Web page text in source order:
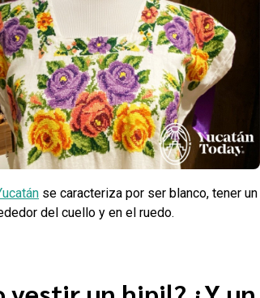
se caracteriza por ser blanco, tener un
del cuello y en el ruedo.